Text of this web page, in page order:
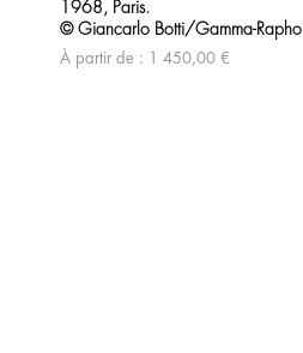
1968, Paris.
© Giancarlo Botti/Gamma-Rapho
À partir de : 1 450,00 €